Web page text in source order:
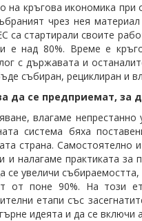
на кръгова икономика
чрез нея
са стартирали своите
е над 80%. Време е
с държавата и
събиран, рециклиран и
да се предприемат, за
влагаме
система бяха
страна.
и налагаме практиката
се увеличи
от поне 90%. На този
етапи със
идеята и да се включи